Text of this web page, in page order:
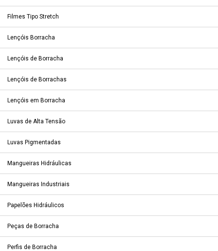
Filmes Tipo Stretch
Lençóis Borracha
Lençóis de Borracha
Lençóis de Borrachas
Lençóis em Borracha
Luvas de Alta Tensão
Luvas Pigmentadas
Mangueiras Hidráulicas
Mangueiras Industriais
Papelões Hidráulicos
Peças de Borracha
Perfis de Borracha